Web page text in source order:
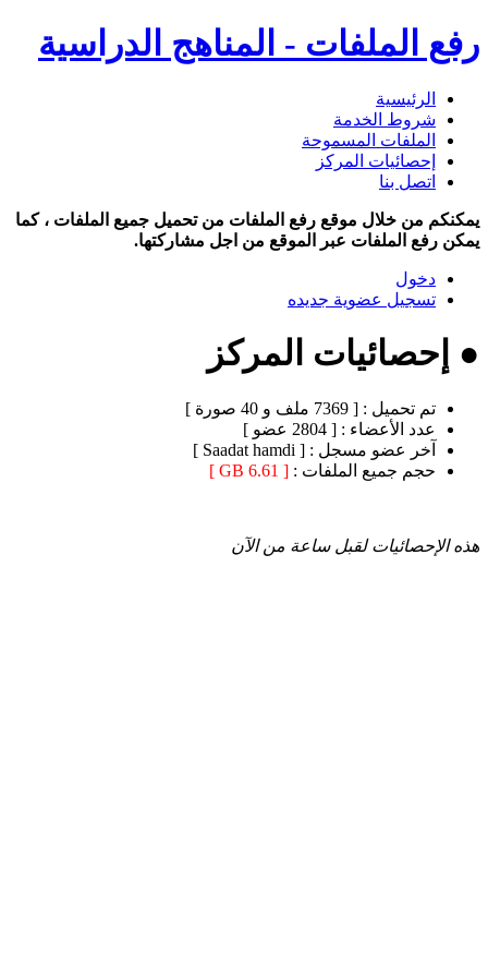
رفع الملفات - المناهج الدراسية
الرئيسية
شروط الخدمة
الملفات المسموحة
إحصائيات المركز
اتصل بنا
يمكنكم من خلال موقع رفع الملفات من تحميل جميع الملفات ، كما
يمكن رفع الملفات عبر الموقع من اجل مشاركتها.
دخول
تسجيل عضوية جديده
● إحصائيات المركز
تم تحميل : [ 7369 ملف و 40 صورة ]
عدد الأعضاء : [ 2804 عضو ]
آخر عضو مسجل : [ Saadat hamdi ]
حجم جميع الملفات : [ 6.61 GB ]
هذه الإحصائيات لقبل ساعة من الآن